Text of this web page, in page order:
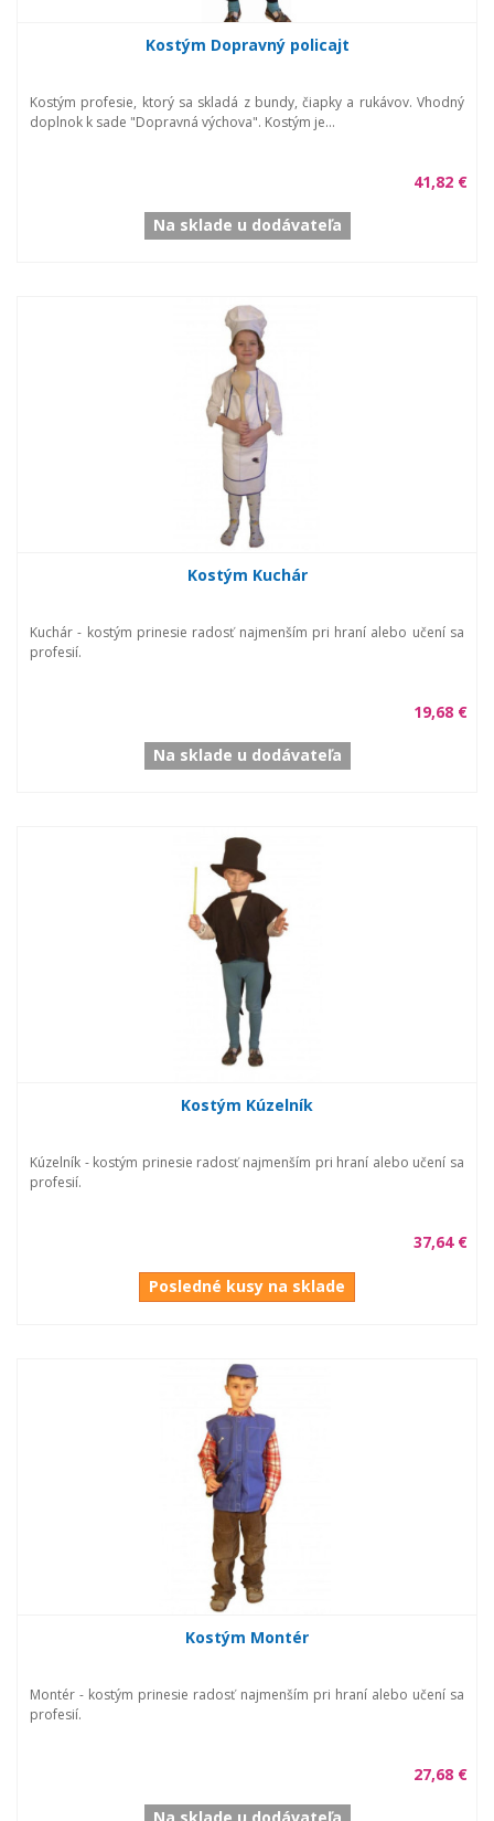
Kostým Dopravný policajt
Kostým profesie, ktorý sa skladá z bundy, čiapky a rukávov. Vhodný
doplnok k sade "Dopravná výchova". Kostým je...
41,82 €
Na sklade u dodávateľa
Kostým Kuchár
Kuchár - kostým prinesie radosť najmenším pri hraní alebo učení sa
profesií.
19,68 €
Na sklade u dodávateľa
Kostým Kúzelník
Kúzelník - kostým prinesie radosť najmenším pri hraní alebo učení sa
profesií.
37,64 €
Posledné kusy na sklade
Kostým Montér
Montér - kostým prinesie radosť najmenším pri hraní alebo učení sa
profesií.
27,68 €